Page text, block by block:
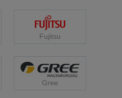
Fujitsu
Gree